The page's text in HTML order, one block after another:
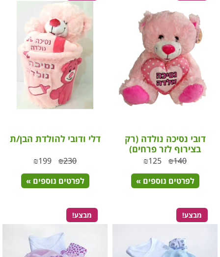
דובי נסיכה נולדה (רק
בצירוף לזר פרחים)
₪140
₪125
לפרטים נוספים »
דלי ודובי להולדת הבן/ת
₪230
₪199
לפרטים נוספים »
מבצע! מבצע!